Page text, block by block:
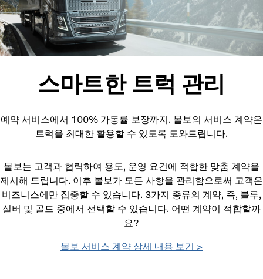
스마트한 트럭 관리
예약 서비스에서 100% 가동률 보장까지. 볼보의 서비스 계약은
트럭을 최대한 활용할 수 있도록 도와드립니다.
볼보는 고객과 협력하여 용도, 운영 요건에 적합한 맞춤 계약을
제시해 드립니다. 이후 볼보가 모든 사항을 관리함으로써 고객은
비즈니스에만 집중할 수 있습니다. 3가지 종류의 계약, 즉, 블루,
실버 및 골드 중에서 선택할 수 있습니다. 어떤 계약이 적합할까
요?
볼보 서비스 계약 상세 내용 보기 >